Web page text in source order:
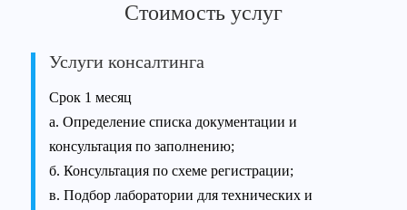
Стоимость услуг
Услуги консалтинга
Срок 1 месяц
а. Определение списка документации и
консультация по заполнению;
б. Консультация по схеме регистрации;
в. Подбор лаборатории для технических и